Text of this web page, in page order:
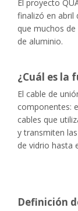
El proyecto
finalizó en abril
que muchos
de aluminio.
¿Cuál es la
El cable de
componentes:
cables que
y transmiten
de vidrio hasta
Definición